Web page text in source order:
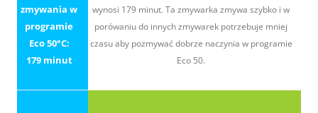
zmywania w
programie
Eco 50°C:
179 minut
wynosi 179 minut. Ta zmywarka zmywa szybko i w
porówaniu do innych zmywarek potrzebuje mniej
czasu aby pozmywać dobrze naczynia w programie
Eco 50.